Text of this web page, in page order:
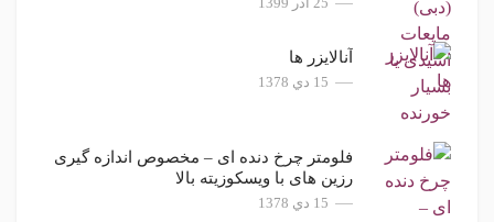
آنالایزر ها
15 دي 1378
فلومتر چرخ دنده ای – مخصوص اندازه گیری
رزین های با ویسکوزیته بالا
15 دي 1378